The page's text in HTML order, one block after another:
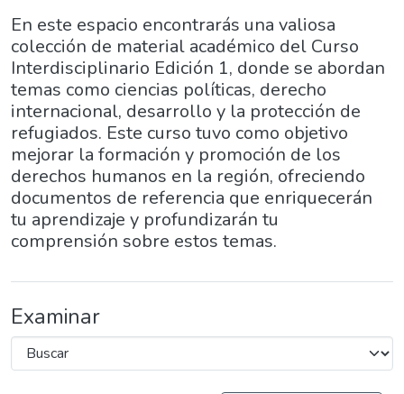
En este espacio encontrarás una valiosa
colección de material académico del Curso
Interdisciplinario Edición 1, donde se abordan
temas como ciencias políticas, derecho
internacional, desarrollo y la protección de
refugiados. Este curso tuvo como objetivo
mejorar la formación y promoción de los
derechos humanos en la región, ofreciendo
documentos de referencia que enriquecerán
tu aprendizaje y profundizarán tu
comprensión sobre estos temas.
Examinar